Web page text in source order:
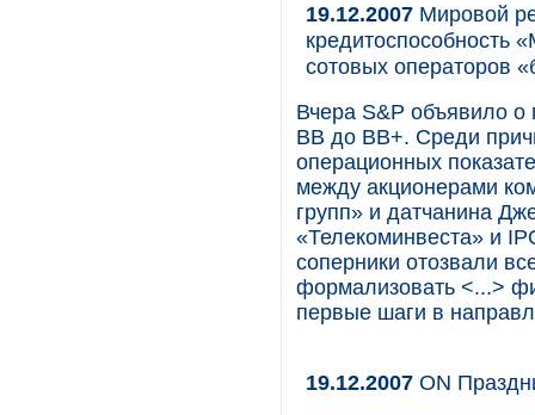
19.12.2007 Мировой
кредитоспособность
сотовых операторов
Вчера S&P объявило
BB до BB+. Среди
операционных
между акционерами
групп» и датчанина
«Телекоминвеста» и
соперники отозвали
формализовать <...>
первые шаги в
19.12.2007 ON